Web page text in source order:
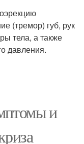
(тремор) губ, рук
тела, а также
давления.
и